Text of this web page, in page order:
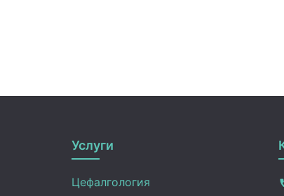
Услуги
Цефалгология